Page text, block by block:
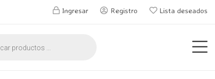
Ingresar Registro Lista deseados